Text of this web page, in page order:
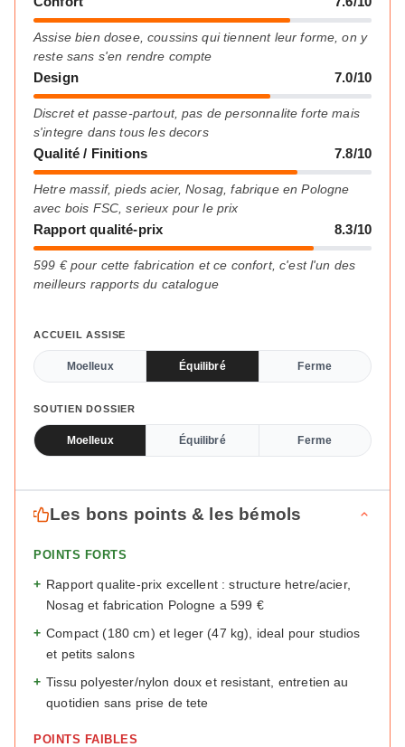
Assise bien dosee, coussins qui tiennent leur forme, on y
reste sans s'en rendre compte
Design 7.0/10
Discret et passe-partout, pas de personnalite forte mais
s'integre dans tous les decors
Qualité / Finitions 7.8/10
Hetre massif, pieds acier, Nosag, fabrique en Pologne
avec bois FSC, serieux pour le prix
Rapport qualité-prix 8.3/10
599 € pour cette fabrication et ce confort, c'est l'un des
meilleurs rapports du catalogue
ACCUEIL ASSISE
Moelleux Équilibré Ferme
SOUTIEN DOSSIER
Moelleux Équilibré Ferme
Les bons points & les bémols
POINTS FORTS
+ Rapport qualite-prix excellent : structure hetre/acier,
Nosag et fabrication Pologne a 599 €
+ Compact (180 cm) et leger (47 kg), ideal pour studios
et petits salons
+ Tissu polyester/nylon doux et resistant, entretien au
quotidien sans prise de tete
POINTS FAIBLES